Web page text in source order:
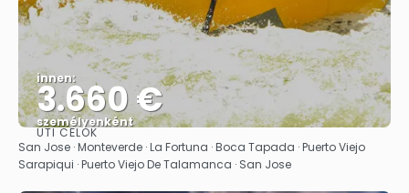
innen:
3.660 €
személyenként
Megnézem
ÚTI CÉLOK
San Jose · Monteverde · La Fortuna · Boca Tapada · Puerto Viejo
Sarapiqui · Puerto Viejo De Talamanca · San Jose